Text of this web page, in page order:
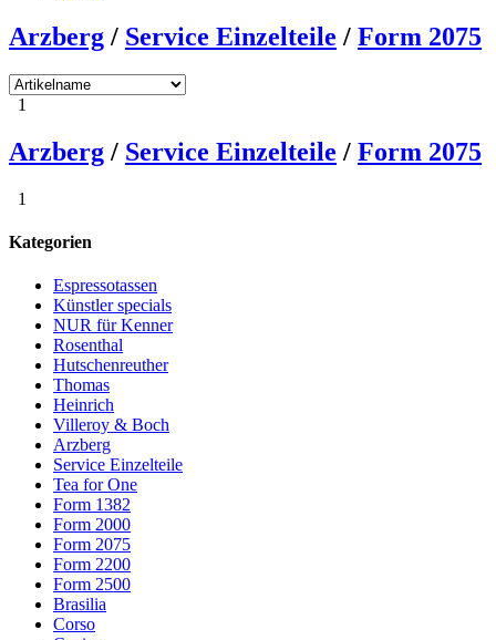
Arzberg / Service Einzelteile / Form 2075
1
Arzberg / Service Einzelteile / Form 2075
1
Kategorien
Espressotassen
Künstler specials
NUR für Kenner
Rosenthal
Hutschenreuther
Thomas
Heinrich
Villeroy & Boch
Arzberg
Service Einzelteile
Tea for One
Form 1382
Form 2000
Form 2075
Form 2200
Form 2500
Brasilia
Corso